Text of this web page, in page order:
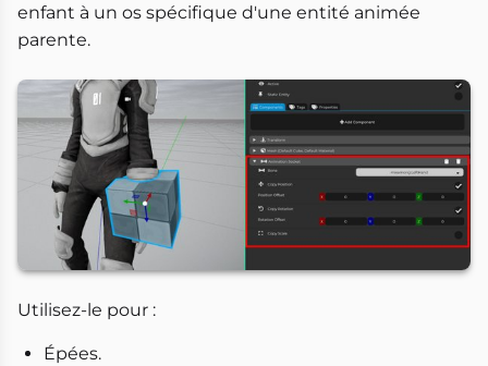
enfant à un os spécifique d'une entité animée
parente.
Utilisez-le pour :
Épées.